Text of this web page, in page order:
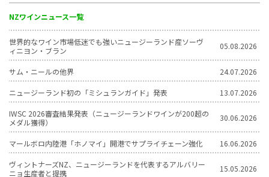
NZワインニュース一覧
世界的なワイン市場低迷でも強いニュージーランド産ソーヴ
ィニヨン・ブラン
05.08.2026
サム・ニールの他界 24.07.2026
ニュージーランド初の「ミシュランガイド」発表 13.07.2026
IWSC 2026審査結果発表（ニュージーランドワインが200超の
メダル獲得）
30.06.2026
マールボロ内陸港「ホノマイ」開港でサプライチェーン強化 16.06.2026
ヴィントナーズNZ、ニュージーランドを代表するアルバリー
ニョ生産者と提携
15.05.2026